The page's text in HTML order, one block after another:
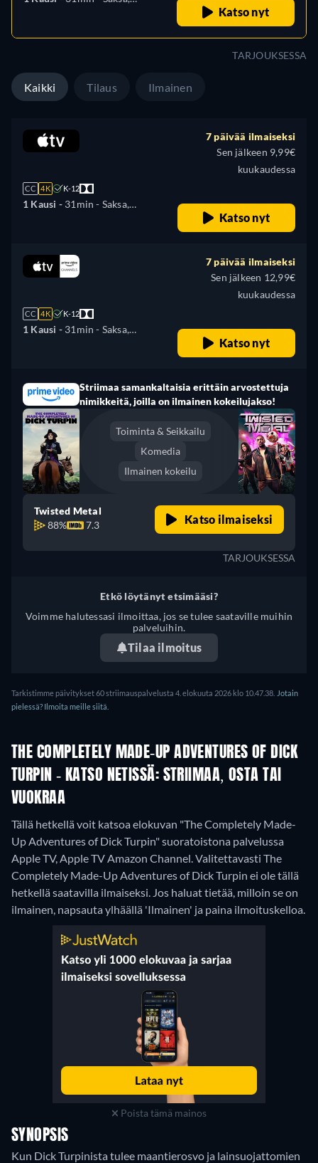
Katso nyt
TARJOUKSESSA
Kaikki Tilaus Ilmainen
CC 4K K-12
1 Kausi - 31min - Saksa,
7 päivää ilmaiseksi
Sen jälkeen 9,99€
kuukaudessa
Katso nyt
CC 4K K-12
1 Kausi - 31min - Saksa,
7 päivää ilmaiseksi
Sen jälkeen 12,99€
kuukaudessa
Katso nyt
Striimaa samankaltaisia erittäin arvostettuja
nimikkeitä, joilla on ilmainen kokeilujakso!
Toiminta & Seikkailu
Komedia
Ilmainen kokeilu
Twisted Metal
88%
7.3 Katso ilmaiseksi
TARJOUKSESSA
Etkö löytänyt etsimääsi?
Voimme halutessasi ilmoittaa, jos se tulee saataville muihin
palveluihin.
Tilaa ilmoitus
Tarkistimme päivitykset 60 striimauspalvelusta 4. elokuuta 2026 klo 10.47.38. Jotain
pielessä? Ilmoita meille siitä.
THE COMPLETELY MADE-UP ADVENTURES OF DICK
TURPIN - KATSO NETISSÄ: STRIIMAA, OSTA TAI
VUOKRAA
Tällä hetkellä voit katsoa elokuvan "The Completely Made-
Up Adventures of Dick Turpin" suoratoistona palvelussa
Apple TV, Apple TV Amazon Channel.Valitettavasti The
Completely Made-Up Adventures of Dick Turpin ei ole tällä
hetkellä saatavilla ilmaiseksi. Jos haluat tietää, milloin se on
ilmainen, napsauta ylhäällä 'Ilmainen' ja paina ilmoituskelloa.
Poista tämä mainos
SYNOPSIS
Kun Dick Turpinista tulee maantierosvo ja lainsuojattomien